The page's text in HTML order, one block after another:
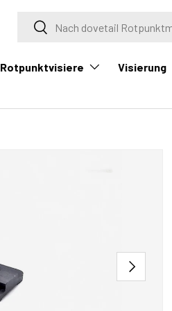
Suche
Suche
Rotpunktvisiere Visierung
Nächste